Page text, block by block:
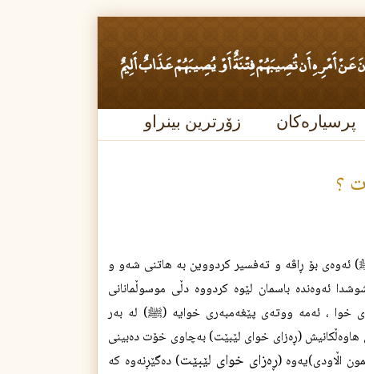
پرسیارەکان زۆرترین بینراو
؟
) ئه‌وه‌ى بۆ ڕاڤه‌ و ته‌فسير كردووين به‌ هاتنى شه‌و و
ئه‌وه‌نده‌ باسمان لێوه‌ كردووه‌ دڵى موسوڵمانانى
خوا ، ئه‌مه‌ ووته‌ى پێغه‌مبه‌رى خوايه‌ (ﷺ) له‌ به‌ر
هاوه‌ڵكانيش (ڕه‌زای خوای لێبێت) به‌چاوى خۆت ده‌بينى
اڵاودى)يه‌وه‌ (ڕه‌زای خوای لێبێت) ده‌گێڕنه‌وه‌ كه‌